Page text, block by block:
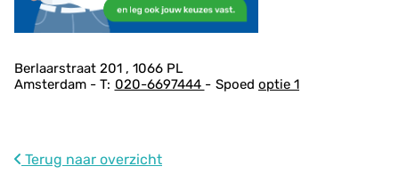
A
d
s
Berlaarstraat 201
1066 PL
Amsterdam
020-6697444 Spoed optie 1
Terug naar overzicht